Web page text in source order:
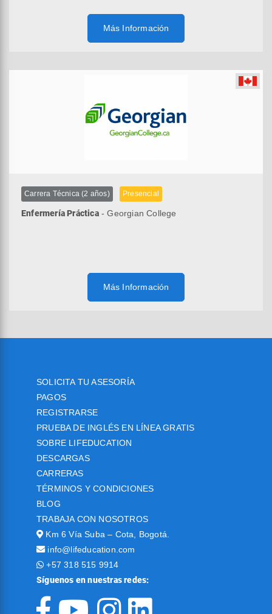
Más Información
Carrera Técnica (2 años) Presencial
Enfermería Práctica- Georgian College
Más Información
SOLICITA TU ASESORÍA
PAGOS
REGISTRARSE
PRUEBA DE INGLÉS EN LÍNEA GRATIS
SOBRE LIFEDUCATION
DESCARGAS
CARRERAS
TÉRMINOS Y CONDICIONES
BLOG
TRABAJA CON NOSOTROS
Km 6 Vía Suba – Cota, Bogotá.
info@lifeducation.com
+57 318 515 9914
Síguenos en nuestras redes: